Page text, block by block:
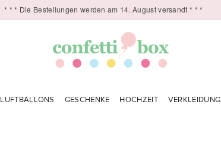
* * * Die Bestellungen werden am 14. August versandt * * *
LUFTBALLONS GESCHENKE HOCHZEIT VERKLEIDUNG